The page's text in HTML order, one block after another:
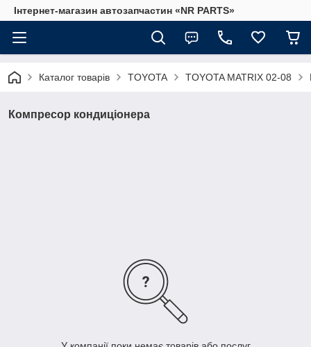
Інтернет-магазин автозапчастин «NR PARTS»
Каталог товарів TOYOTA TOYOTA MATRIX 02-08
Компресор кондиціонера